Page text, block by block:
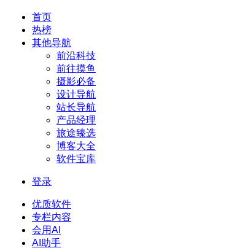
首页
热榜
其他导航
前沿科技
前往摸鱼
摄影必备
设计导航
站长导航
产品经理
旅途臻选
博客大全
软件宝库
登录
优质软件
专栏内容
会用AI
AI助手